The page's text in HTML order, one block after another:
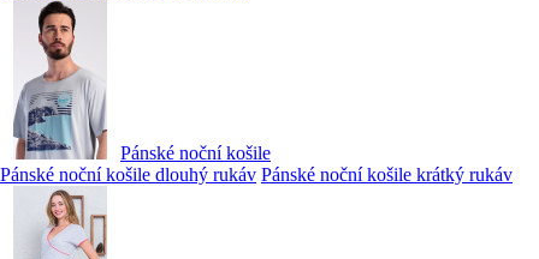
Pánské noční košile
Pánské noční košile dlouhý rukáv Pánské noční košile krátký rukáv